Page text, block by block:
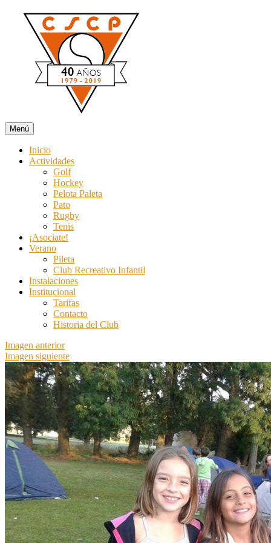
contenido
Club Social y Campo de Pato
Deporte y recreación todo el año. Especial Colonia y Temporada de
Menú
Inicio
Actividades
Golf
Hockey
Pelota Paleta
Pato
Rugby
Tenis
¡Asociate!
Verano
Pileta
Club Recreativo Infantil
Instalaciones
Institucional
Tarifas
Contacto
Historia del Club
Imagen anterior
Imagen siguiente